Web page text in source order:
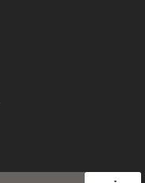
ấm cúng, thoải mái dễ
trong việc chọn và kết
ăn nhà bạn.